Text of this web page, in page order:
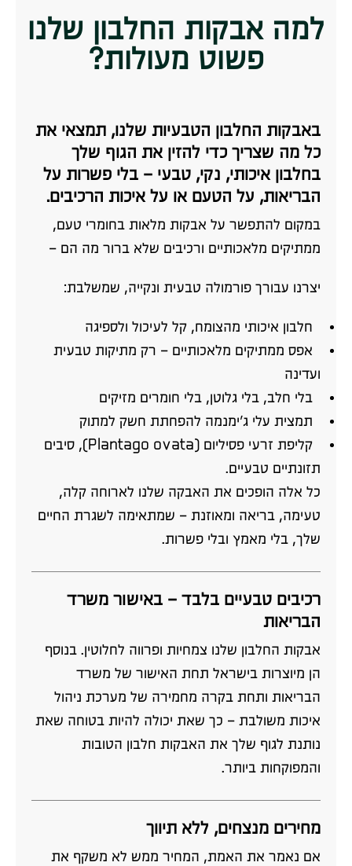
למה אבקות החלבון שלנו
פשוט מעולות?
באבקות החלבון הטבעיות שלנו, תמצאי את
כל מה שצריך כדי להזין את הגוף שלך
בחלבון איכותי, נקי, טבעי – בלי פשרות על
הבריאות, על הטעם או על איכות הרכיבים.
במקום להתפשר על אבקות מלאות בחומרי טעם,
ממתיקים מלאכותיים ורכיבים שלא ברור מה הם –
יצרנו עבורך פורמולה טבעית ונקייה, שמשלבת:
⁠ ⁠חלבון איכותי מהצומח, קל לעיכול ולספיגה
⁠ אפס ממתיקים מלאכותיים – רק מתיקות טבעית
ועדינה
⁠ ⁠בלי חלב, בלי גלוטן, בלי חומרים מזיקים
⁠ ⁠תמצית עלי ג'ימנמה להפחתת חשק למתוק
⁠ ⁠קליפת זרעי פסיליום (Plantago ovata), סיבים
תזונתיים טבעיים.
כל אלה הופכים את האבקה שלנו לארוחה קלה,
טעימה, בריאה ומאוזנת – שמתאימה לשגרת החיים
שלך, בלי מאמץ ובלי פשרות.
רכיבים טבעיים בלבד – באישור משרד
הבריאות
אבקות החלבון שלנו צמחיות ופרווה לחלוטין. בנוסף
הן מיוצרות בישראל תחת האישור של משרד
הבריאות ותחת בקרה מחמירה של מערכת ניהול
איכות משולבת – כך שאת יכולה להיות בטוחה שאת
נותנת לגוף שלך את האבקות חלבון הטובות
והמפוקחות ביותר.
מחירים מנצחים, ללא תיווך
אם נאמר את האמת, המחיר ממש לא משקף את